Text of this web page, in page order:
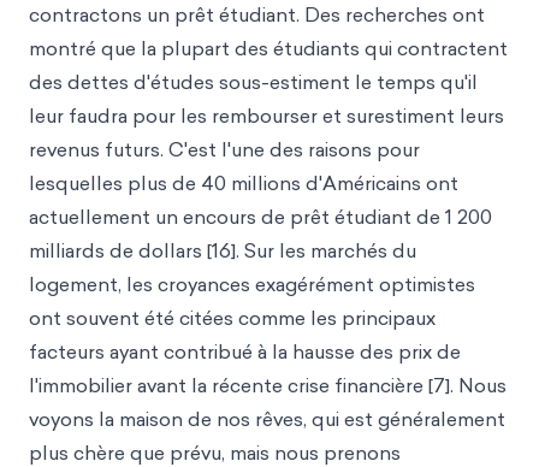
contractons un prêt étudiant. Des recherches ont
montré que la plupart des étudiants qui contractent
des dettes d'études sous-estiment le temps qu'il
leur faudra pour les rembourser et surestiment leurs
revenus futurs. C'est l'une des raisons pour
lesquelles plus de 40 millions d'Américains ont
actuellement un encours de prêt étudiant de 1 200
milliards de dollars [16]. Sur les marchés du
logement, les croyances exagérément optimistes
ont souvent été citées comme les principaux
facteurs ayant contribué à la hausse des prix de
l'immobilier avant la récente crise financière [7]. Nous
voyons la maison de nos rêves, qui est généralement
plus chère que prévu, mais nous prenons